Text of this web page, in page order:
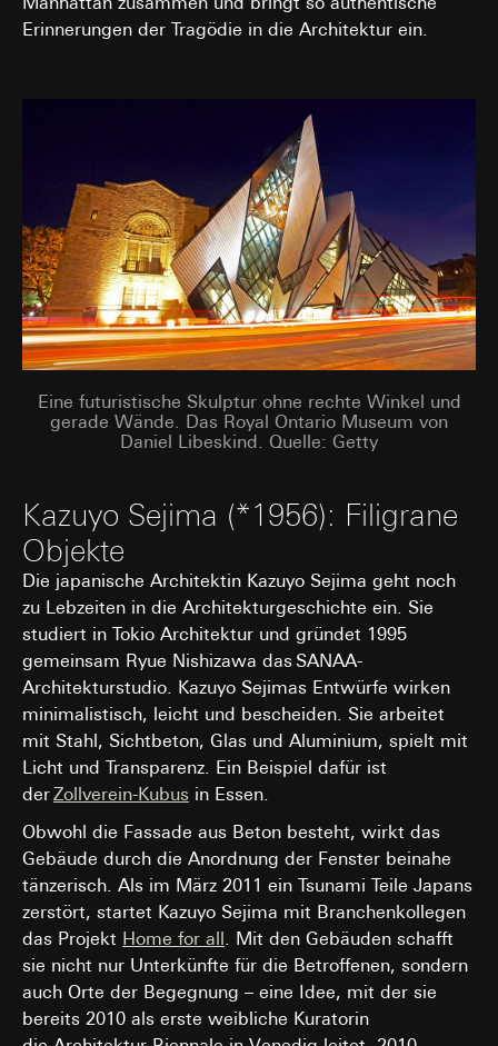
Erinnerungen der Tragödie in die Architektur ein.
Eine futuristische Skulptur ohne rechte Winkel und
gerade Wände. Das Royal Ontario Museum von
Daniel Libeskind. Quelle: Getty
Kazuyo Sejima (*1956): Filigrane
Objekte
Die japanische Architektin Kazuyo Sejima geht noch
zu Lebzeiten in die Architekturgeschichte ein. Sie
studiert in Tokio Architektur und gründet 1995
gemeinsam Ryue Nishizawa das SANAA-
Architekturstudio. Kazuyo Sejimas Entwürfe wirken
minimalistisch, leicht und bescheiden. Sie arbeitet
mit Stahl, Sichtbeton, Glas und Aluminium, spielt mit
Licht und Transparenz. Ein Beispiel dafür ist
derZollverein-Kubus in Essen.
Obwohl die Fassade aus Beton besteht, wirkt das
Gebäude durch die Anordnung der Fenster beinahe
tänzerisch. Als im März 2011 ein Tsunami Teile Japans
zerstört, startet Kazuyo Sejima mit Branchenkollegen
das Projekt Home for all . Mit den Gebäuden schafft
sie nicht nur Unterkünfte für die Betroffenen, sondern
auch Orte der Begegnung – eine Idee, mit der sie
bereits 2010 als erste weibliche Kuratorin